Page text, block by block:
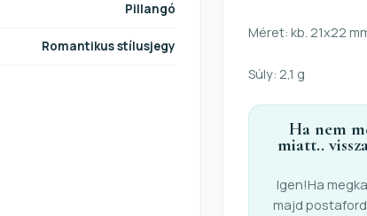
Pillangó
Romantikus stílusjegy
Méret: kb. 21x22
Súly: 2,1 g
Ha nem
miatt..
Igen!Ha
majd